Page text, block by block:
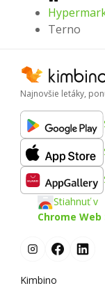
Terno
Najnovšie letáky,
Stiahnuť v
Chrome Web
Kimbino